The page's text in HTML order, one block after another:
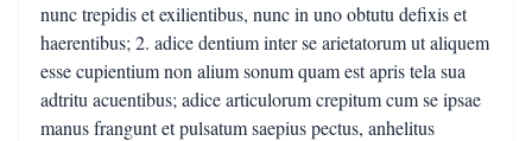
nunc trepidis et exilientibus, nunc in uno obtutu defixis et
haerentibus; 2. adice dentium inter se arietatorum ut aliquem
esse cupientium non alium sonum quam est apris tela sua
adtritu acuentibus; adice articulorum crepitum cum se ipsae
manus frangunt et pulsatum saepius pectus, anhelitus